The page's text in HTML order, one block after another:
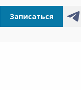
Записаться